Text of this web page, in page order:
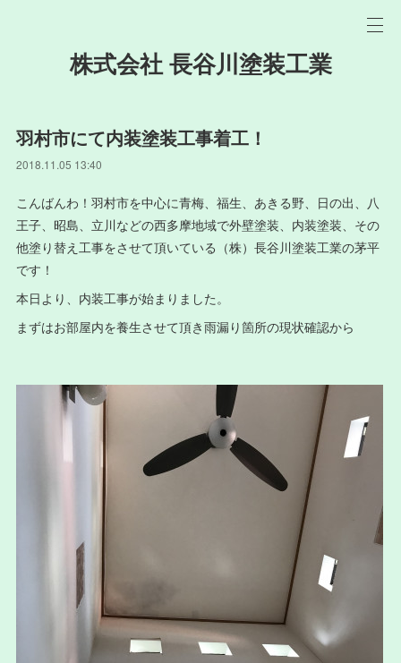
株式会社 長谷川塗装工業
羽村市にて内装塗装工事着工！
2018.11.05 13:40
こんばんわ！羽村市を中心に青梅、福生、あきる野、日の出、八
王子、昭島、立川などの西多摩地域で外壁塗装、内装塗装、その
他塗り替え工事をさせて頂いている（株）長谷川塗装工業の茅平
です！
本日より、内装工事が始まりました。
まずはお部屋内を養生させて頂き雨漏り箇所の現状確認から